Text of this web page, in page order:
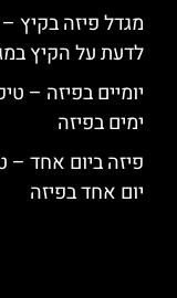
מגדל פיזה בקיץ
לדעת על הקיץ
ימים בפיזה
פיזה ביום אחד –
יום אחד בפיזה